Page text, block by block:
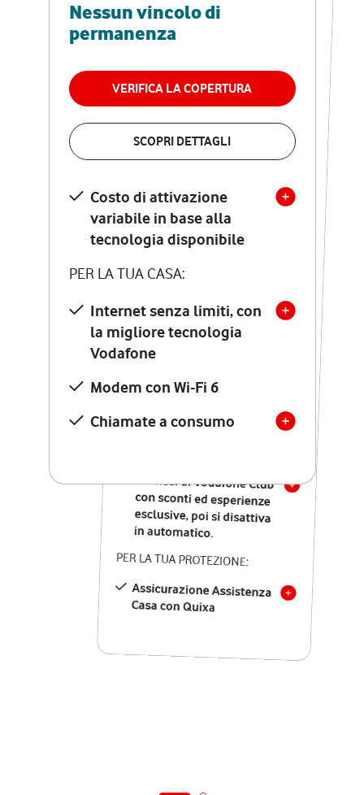
Nessun vincolo di
permanenza
VERIFICA LA COPERTURA
SCOPRI DETTAGLI
Costo di attivazione
variabile in base alla
tecnologia disponibile
PER LA TUA CASA:
Internet senza limiti, con
la migliore tecnologia
Vodafone
Modem con Wi-Fi 6
Chiamate a consumo
RETE FISSA + VODAFONE CLUB
29,95€
permanenza
VERIFICA LA COPERTURA
Costo di attivazione
variabile in base alla
tecnologia disponibile
PER LA TUA CASA:
Internet senza limiti, con
la migliore tecnologia
Vodafone
Modem Seven con Wi-Fi 7
Chiamate illimitate verso
numeri fissi e mobili
nazionali
12 mesi di Vodafone Club
con sconti ed esperienze
esclusive, poi si disattiva
in automatico.
PER LA TUA PROTEZIONE:
Assicurazione Assistenza
Casa con Quixa